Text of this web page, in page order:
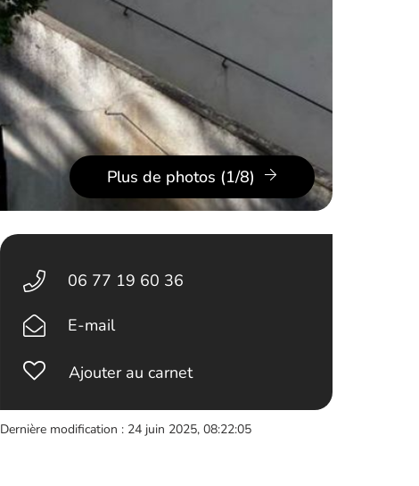
Plus de photos (1/8)
06 77 19 60 36
E-mail
Ajouter au carnet
Dernière modification : 24 juin 2025, 08:22:05